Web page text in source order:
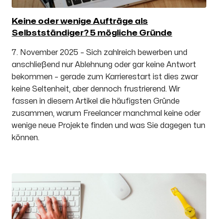
Keine oder wenige Aufträge als
Selbstständiger? 5 mögliche Gründe
7. November 2025 – Sich zahlreich bewerben und
anschließend nur Ablehnung oder gar keine Antwort
bekommen – gerade zum Karrierestart ist dies zwar
keine Seltenheit, aber dennoch frustrierend. Wir
fassen in diesem Artikel die häufigsten Gründe
zusammen, warum Freelancer manchmal keine oder
wenige neue Projekte finden und was Sie dagegen tun
können.